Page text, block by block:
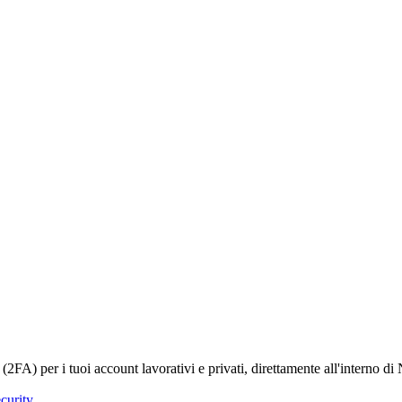
per i tuoi account lavorativi e privati, direttamente all'interno di